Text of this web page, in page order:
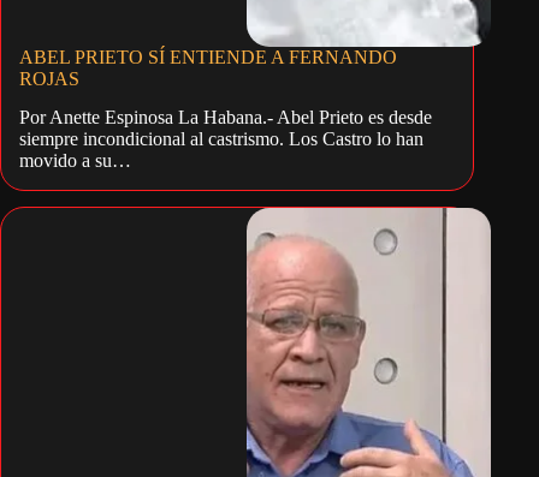
ABEL PRIETO SÍ ENTIENDE A FERNANDO
ROJAS
Por Anette Espinosa La Habana.- Abel Prieto es desde
siempre incondicional al castrismo. Los Castro lo han
movido a su…